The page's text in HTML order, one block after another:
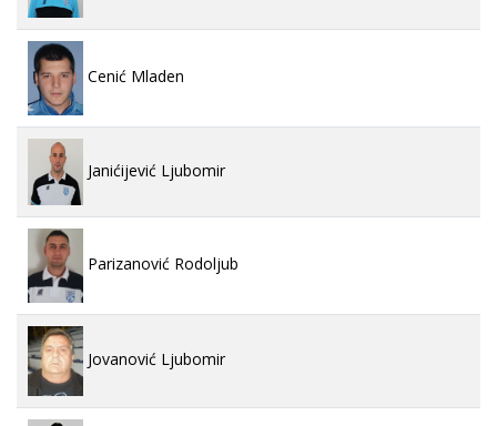
Cenić Mladen
Janićijević Ljubomir
Parizanović Rodoljub
Jovanović Ljubomir